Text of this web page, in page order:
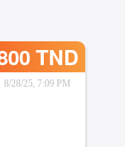
TND
8/28/25, 7:09 PM